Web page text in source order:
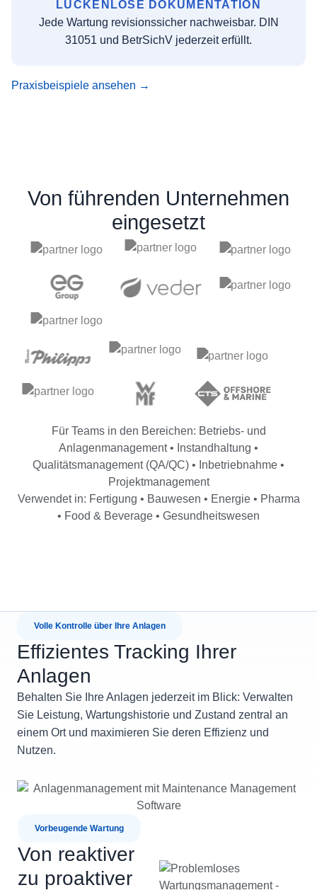
LÜCKENLOSE DOKUMENTATION
Jede Wartung revisionssicher nachweisbar. DIN
31051 und BetrSichV jederzeit erfüllt.
Praxisbeispiele ansehen →
Von führenden Unternehmen
eingesetzt
Für Teams in den Bereichen: Betriebs- und
Anlagenmanagement • Instandhaltung •
Qualitätsmanagement (QA/QC) • Inbetriebnahme •
Projektmanagement
Verwendet in: Fertigung • Bauwesen • Energie • Pharma
• Food & Beverage • Gesundheitswesen
Volle Kontrolle über Ihre Anlagen
Effizientes Tracking Ihrer
Anlagen
Behalten Sie Ihre Anlagen jederzeit im Blick: Verwalten
Sie Leistung, Wartungshistorie und Zustand zentral an
einem Ort und maximieren Sie deren Effizienz und
Nutzen.
Vorbeugende Wartung
Von reaktiver
zu proaktiver